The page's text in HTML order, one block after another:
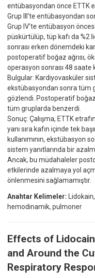
entübasyondan önce ETTK
Grup III’te entübasyondan
Grup IV’te entübasyon
püskürtülüp, tüp kafı da %2
sonrası erken dönemdeki
postoperatif boğaz ağrısı,
operasyon sonrası 48 saate
Bulgular: Kardiyovasküler
ekstübasyondan sonra tüm
gözlendi. Postoperatif boğaz
tüm gruplarda benzerdi.
Sonuç: Çalışma, ETTK
yanı sıra kafın içinde tek
kullanımının, ekstübasyon
sistem yanıtlarında bir
Ancak, bu müdahaleler
etkilerinde azalmaya yol
önlenmesini sağlamamıştır.
Anahtar Kelimeler:
hemodinamik, pulmoner
Effects of
and Around the
Respiratory